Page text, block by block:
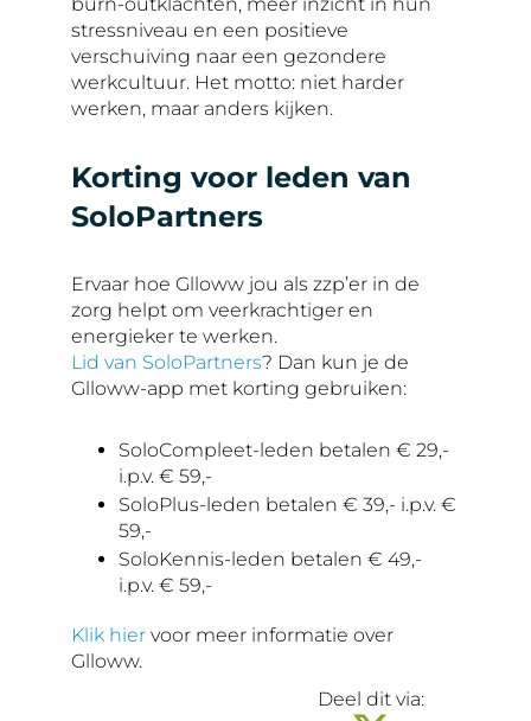
stressniveau en een positieve
verschuiving naar een gezondere
werkcultuur. Het motto: niet harder
werken, maar anders kijken.
Korting voor leden van
SoloPartners
Ervaar hoe Glloww jou als zzp’er in de
zorg helpt om veerkrachtiger en
energieker te werken.
Lid van SoloPartners? Dan kun je de
Glloww-app met korting gebruiken:
SoloCompleet-leden betalen € 29,-
i.p.v. € 59,-
SoloPlus-leden betalen € 39,- i.p.v. €
59,-
SoloKennis-leden betalen € 49,-
i.p.v. € 59,-
Klik hier voor meer informatie over
Glloww.
Deel dit via: